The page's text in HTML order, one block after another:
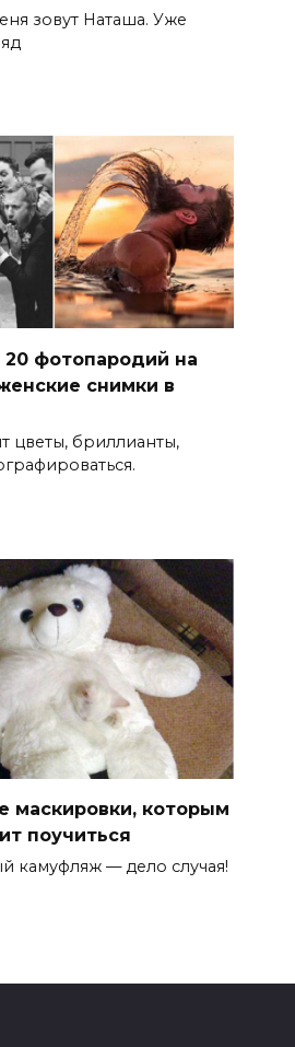
зовут Наташа. Уже
фотопародий на
снимки в
бриллианты,
маскировки, которым
поучиться
камуфляж — дело случая!